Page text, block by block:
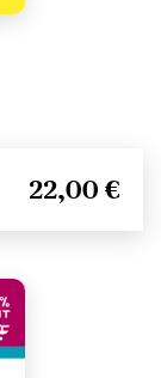
22,00 €